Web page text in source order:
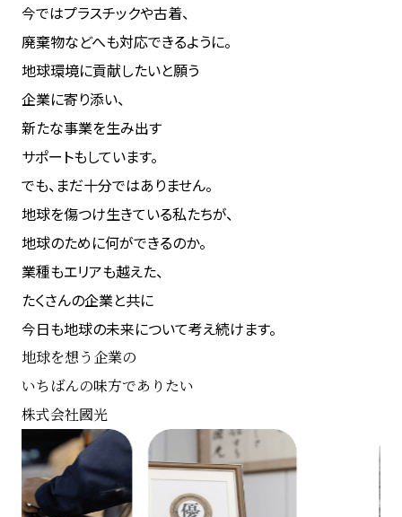
今ではプラスチックや古着、
廃棄物などへも対応できるように。
地球環境に貢献したいと願う
企業に寄り添い、
新たな事業を生み出す
サポートもしています。
でも、まだ十分ではありません。
地球を傷つけ生きている私たちが、
地球のために何ができるのか。
業種もエリアも越えた、
たくさんの企業と共に
今日も地球の未来について考え続けます。
地球を想う企業の
いちばんの味方でありたい
株式会社國光